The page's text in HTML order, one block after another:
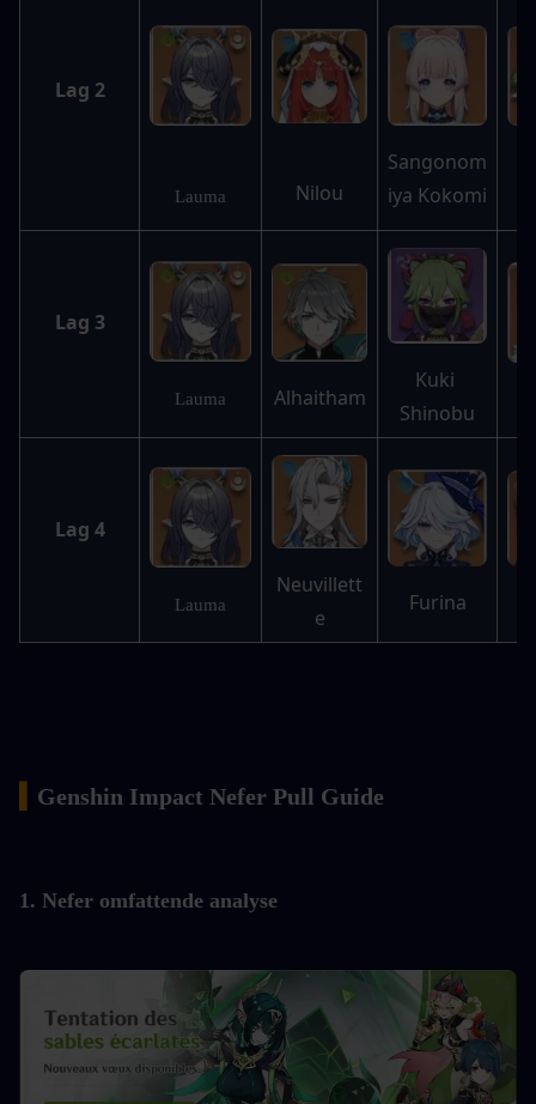
Lag 2
Lauma Nilou
Sangonom
iya Kokomi
Lag 3
Lauma Alhaitham
Kuki
Shinobu
Lag 4
Lauma
Neuvillett
e
Furina
Genshin Impact Nefer Pull Guide
1. Nefer omfattende analyse